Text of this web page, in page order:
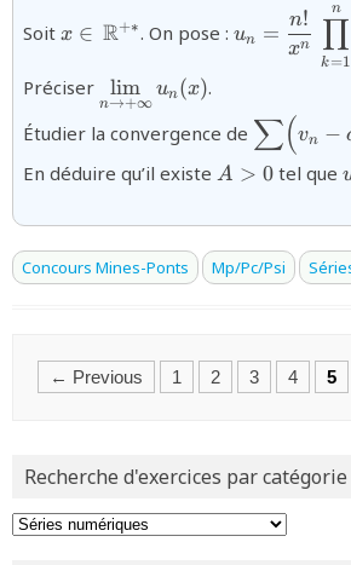
Soit
{x\in\,\mathbb{R}^{+*}}
x ∈ R+∗. On pose :
{k}\Bigr)}
un =
xn
n!
k=1
∏
n
Préciser
n→+∞
lim un (x).
Étudier la convergence de ∑(vn −
En déduire qu’il existe {A
0}
A > 0tel que
Concours Mines-Ponts Mp/Pc/Psi
Posts
← Previous 1 2 3 4 5
Recherche d'exercices par catégorie